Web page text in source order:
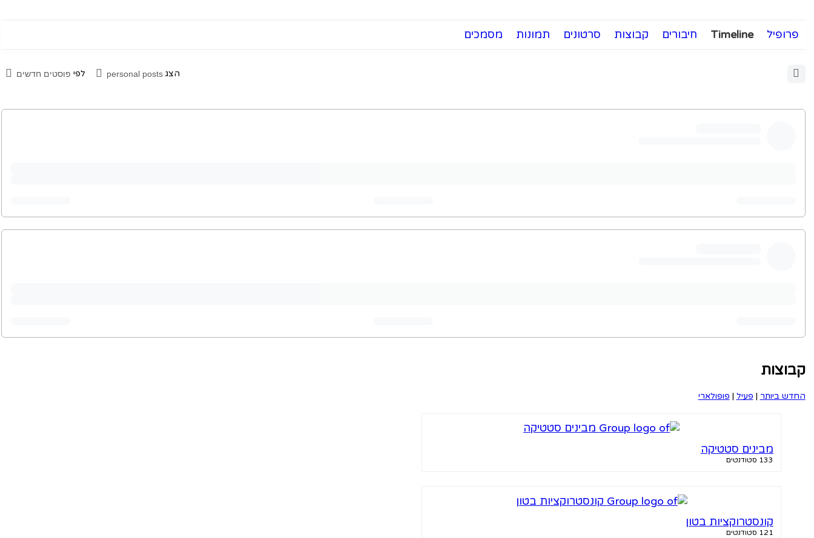
פרופיל Timeline חיבורים קבוצות סרטונים תמונות מסמכים
Open
filters
הצג personal posts לפי פוסטים חדשים
קבוצות
החדש ביותר | פעיל | פופולארי
מבינים סטטיקה
133 סטודנטים
קונסטרוקציות בטון
121 סטודנטים